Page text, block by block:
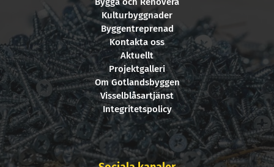
Kulturbyggnader
Byggentreprenad
Kontakta oss
Aktuellt
Projektgalleri
Om Gotlandsbyggen
Visselblåsartjänst
Integritetspolicy